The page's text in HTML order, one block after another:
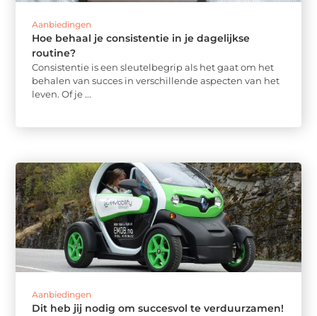
Aanbiedingen
Hoe behaal je consistentie in je dagelijkse
routine?
Consistentie is een sleutelbegrip als het gaat om het
behalen van succes in verschillende aspecten van het
leven. Of je ...
Aanbiedingen
Dit heb jij nodig om succesvol te verduurzamen!